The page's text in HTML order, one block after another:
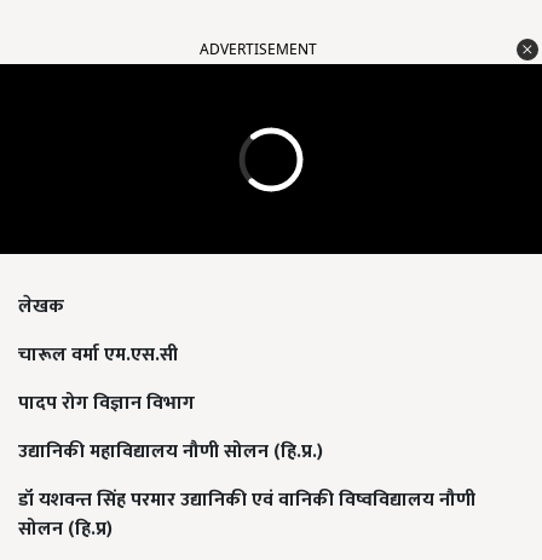
ADVERTISEMENT
लेखक
चारूल वर्मा एम.एस.सी
पादप रोग विज्ञान विभाग
उद्यानिकी महाविद्यालय नौणी सोलन(हि.प्र.)
डॉ यशवन्त सिंह परमार उद्यानिकी एवं वानिकी विष्वविद्यालय नौणी
सोलन(हि.प्र)